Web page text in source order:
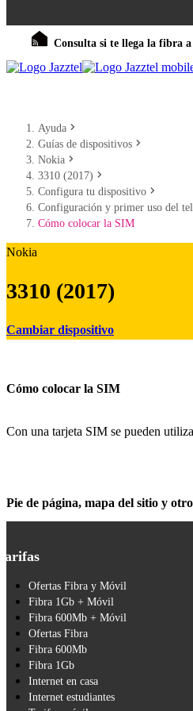
Consulta si te llega la fibra a
Ayuda
Guías de dispositivos
Nokia
3310 (2017)
Configura tu dispositivo
Configuración y primer uso del
Cómo colocar la SIM
Nokia
3310 (2017)
Cambiar dispositivo
Cómo colocar la SIM
Con una tarjeta SIM se pueden
Pie de página, mapa del sitio y
Ofertas Fibra y Móvil
Fibra 1Gb + Móvil
Fibra 600Mb + Móvil
Ofertas Fibra
Fibra 600Mb
Fibra 1Gb
Internet en casa
Internet estudiantes